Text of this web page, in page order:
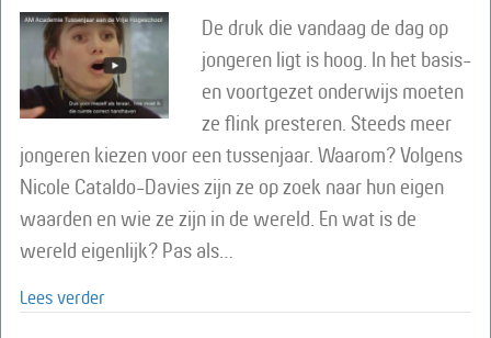
De druk die vandaag de dag op
jongeren ligt is hoog. In het basis-
en voortgezet onderwijs moeten
ze flink presteren. Steeds meer
jongeren kiezen voor een tussenjaar. Waarom? Volgens
Nicole Cataldo-Davies zijn ze op zoek naar hun eigen
waarden en wie ze zijn in de wereld. En wat is de
wereld eigenlijk? Pas als…
Lees verder